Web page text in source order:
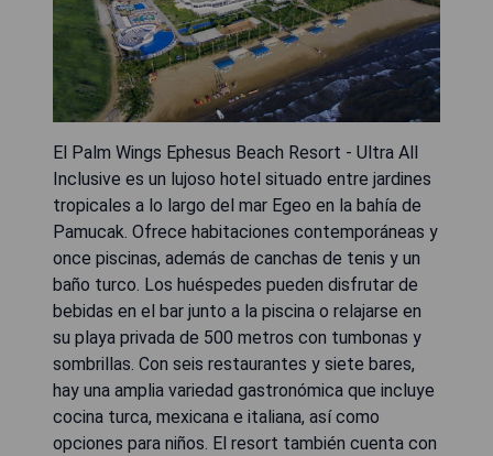
El Palm Wings Ephesus Beach Resort - Ultra All
Inclusive es un lujoso hotel situado entre jardines
tropicales a lo largo del mar Egeo en la bahía de
Pamucak. Ofrece habitaciones contemporáneas y
once piscinas, además de canchas de tenis y un
baño turco. Los huéspedes pueden disfrutar de
bebidas en el bar junto a la piscina o relajarse en
su playa privada de 500 metros con tumbonas y
sombrillas. Con seis restaurantes y siete bares,
hay una amplia variedad gastronómica que incluye
cocina turca, mexicana e italiana, así como
opciones para niños. El resort también cuenta con